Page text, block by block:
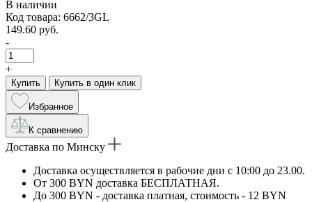
В наличии
Код товара: 6662/3GL
149.60 руб.
-
+
Купить Купить в один клик
Избранное
К сравнению
Доставка по Минску
Доставка осуществляется в рабочие дни с 10:00 до 23.00.
От 300 BYN доставка БЕСПЛАТНАЯ.
До 300 BYN - доставка платная, стоимость - 12 BYN